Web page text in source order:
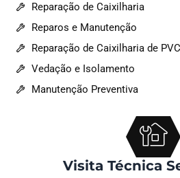
Reparação de Caixilharia
Reparos e Manutenção
Reparação de Caixilharia de PVC
Vedação e Isolamento
Manutenção Preventiva
Visita Técnica